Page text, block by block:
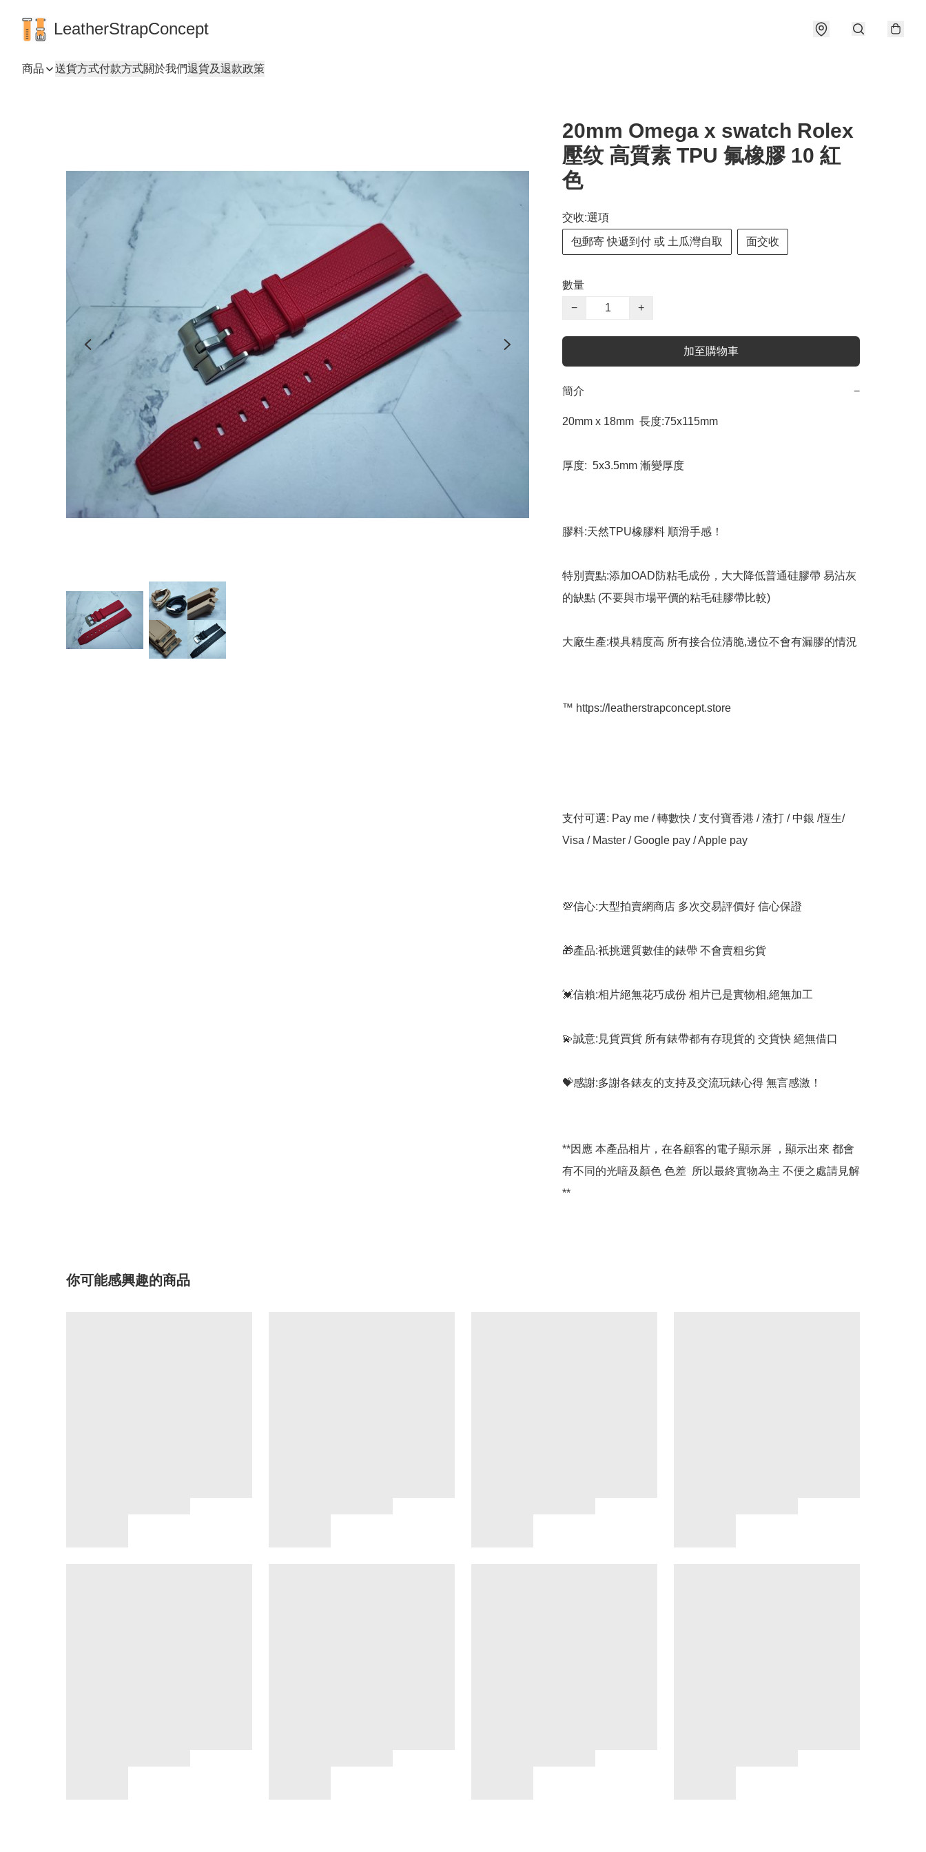
LeatherStrapConcept
商品 送貨方式付款方式關於我們退貨及退款政策
20mm Omega x swatch Rolex
壓纹 高質素 TPU 氟橡膠 10 紅
色
交收:選項
包郵寄 快遞到付 或 土瓜灣自取 面交收
數量
−
+
加至購物車
簡介 −
20mm x 18mm  長度:75x115mm
厚度:  5x3.5mm 漸變厚度
膠料:天然TPU橡膠料 順滑手感！
特別賣點:添加OAD防粘毛成份，大大降低普通硅膠帶 易沾灰
的缺點 (不要與市場平價的粘毛硅膠帶比較)
大廠生產:模具精度高 所有接合位清脆,邊位不會有漏膠的情況
™️ https://leatherstrapconcept.store
支付可選: Pay me / 轉數快 / 支付寶香港 / 渣打 / 中銀 /恆生/
Visa / Master / Google pay / Apple pay
💯信心:大型拍賣網商店 多次交易評價好 信心保證
🎁產品:衹挑選質數佳的錶帶 不會賣粗劣貨
💓信賴:相片絕無花巧成份 相片已是實物相,絕無加工
💫誠意:見貨買貨 所有錶帶都有存現貨的 交貨快 絕無借口
💝感謝:多謝各錶友的支持及交流玩錶心得 無言感激！
**因應 本產品相片，在各顧客的電子顯示屏 ，顯示出來 都會
有不同的光喑及顏色 色差  所以最終實物為主 不便之處請見解
你可能感興趣的商品